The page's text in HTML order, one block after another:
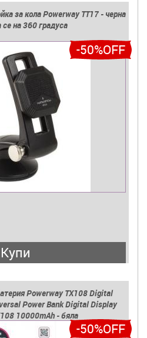
за кола Powerway TT17 - черна
на 360 градуса
-50%OFF
Купи
Powerway TX108 Digital
Power Bank Digital Display
10000mAh - бяла
-50%OFF